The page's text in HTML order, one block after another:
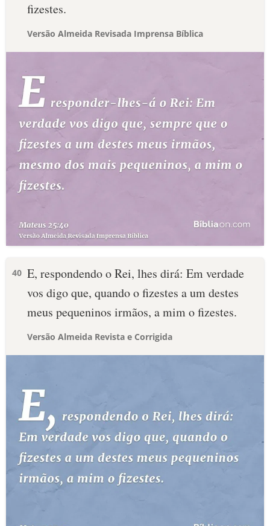
fizestes.
Versão Almeida Revisada Imprensa Bíblica
40 E, respondendo o Rei, lhes dirá: Em verdade
vos digo que, quando o fizestes a um destes
meus pequeninos irmãos, a mim o fizestes.
Versão Almeida Revista e Corrigida